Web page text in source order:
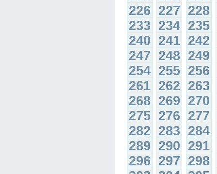
226 227 228
233 234 235
240 241 242
247 248 249
254 255 256
261 262 263
268 269 270
275 276 277
282 283 284
289 290 291
296 297 298